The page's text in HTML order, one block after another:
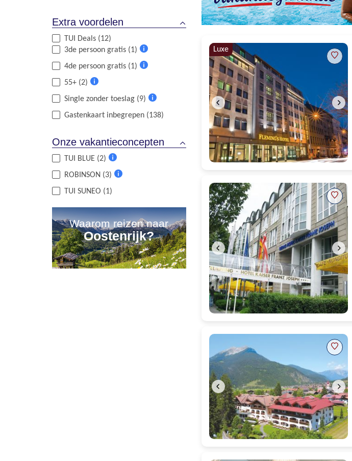
Extra voordelen
TUI Deals (12)
3de persoon gratis (1)
informatie
4de persoon gratis (1)
55+ (2)
informatie
Single zonder toeslag (9)
informatie
Gastenkaart inbegrepen (138)
Onze vakantieconcepten
TUI BLUE (2)
informatie
ROBINSON (3)
TUI SUNEO (1)
Waarom reizen naar
Oostenrijk?
Luxe
5 beoordelingen